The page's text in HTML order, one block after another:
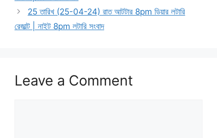
25 তারিখ (25-04-24) রাত আটটার 8pm ডিয়ার লটারি
রেজাল্ট | নাইট 8pm লটারি সংবাদ
Leave a Comment